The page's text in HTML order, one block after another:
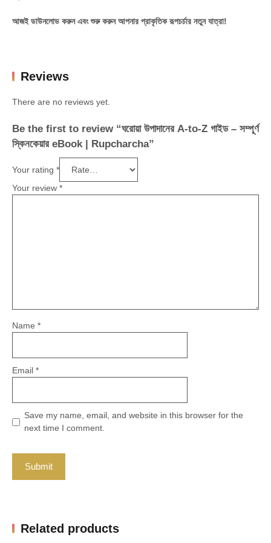
আজই ডাউনলোড করুন এবং শুরু করুন আপনার প্রাকৃতিক রূপচর্চার নতুন যাত্রা!
Reviews
There are no reviews yet.
Be the first to review “ঘরোয়া উপাদানের A-to-Z গাইড – সম্পূর্ণ
স্কিনকেয়ার eBook | Rupcharcha”
Your rating *
Your review *
Name *
Email *
Save my name, email, and website in this browser for the
next time I comment.
Related products